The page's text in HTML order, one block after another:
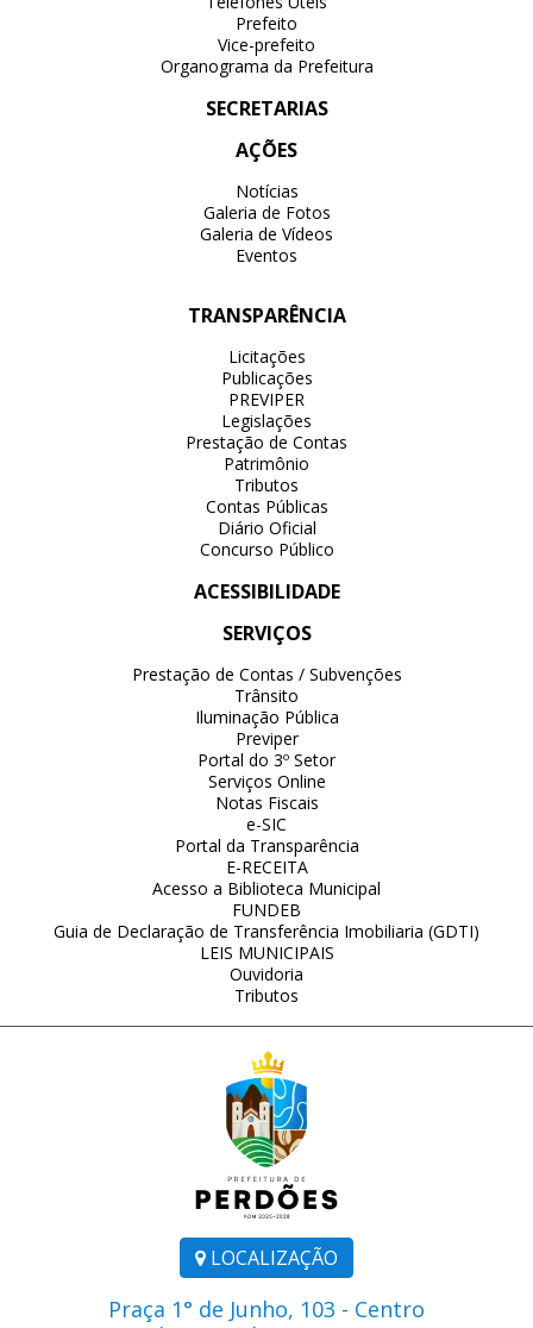
LOCALIZAÇÃO
Praça 1° de Junho, 103 - Centro
Prefeito
Vice-prefeito
Organograma da Prefeitura
SECRETARIAS
AÇÕES
Notícias
Galeria de Fotos
Galeria de Vídeos
Eventos
TRANSPARÊNCIA
Licitações
Publicações
PREVIPER
Legislações
Prestação de Contas
Patrimônio
Tributos
Contas Públicas
Diário Oficial
Concurso Público
ACESSIBILIDADE
SERVIÇOS
Prestação de Contas / Subvenções
Trânsito
Iluminação Pública
Previper
Portal do 3º Setor
Serviços Online
Notas Fiscais
e-SIC
Portal da Transparência
E-RECEITA
Acesso a Biblioteca Municipal
FUNDEB
Guia de Declaração de Transferência Imobiliaria (GDTI)
LEIS MUNICIPAIS
Ouvidoria
Tributos